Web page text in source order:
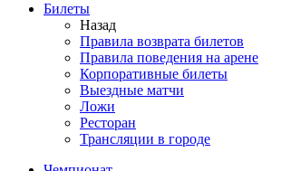
Билеты
Назад
Правила возврата билетов
Правила поведения на арене
Корпоративные билеты
Выездные матчи
Ложи
Ресторан
Трансляции в городе